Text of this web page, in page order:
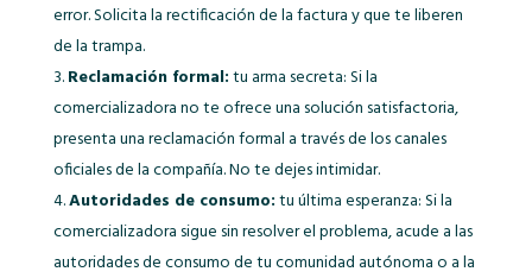
error. Solicita la rectificación de la factura y que te liberen
de la trampa.
Reclamación formal:tu arma secreta: Si la
comercializadora no te ofrece una solución satisfactoria,
presenta una reclamación formal a través de los canales
oficiales de la compañía. No te dejes intimidar.
Autoridades de consumo:tu última esperanza: Si la
comercializadora sigue sin resolver el problema, acude a las
autoridades de consumo de tu comunidad autónoma o a la